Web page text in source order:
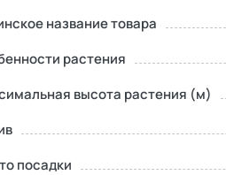
название товара
растения
высота растения (м)
посадки